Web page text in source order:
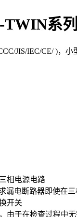
TWIN系
JIS/IEC/CE/ )，
相电源电路
漏电断路器即使在
开关
由于在检查过程中